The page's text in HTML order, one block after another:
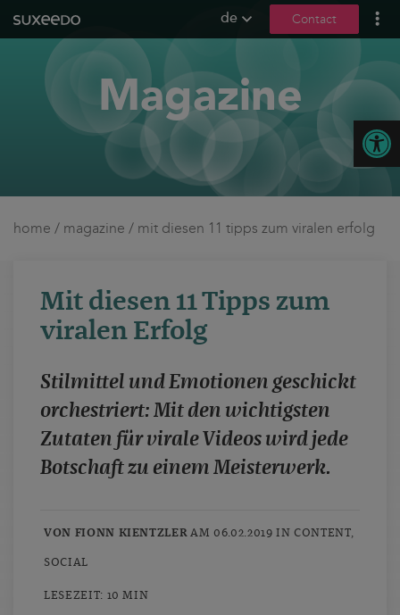
de Contact
what we do
leadgenerierung
content marketing
social media
b2b marketing
ux und conversions
about us
references
case studies
whitepaper
branchen
Magazine
home / magazine / mit diesen 11 tipps zum viralen erfolg
Mit diesen 11 Tipps zum
viralen Erfolg
Stilmittel und Emotionen geschickt
orchestriert: Mit den wichtigsten
Zutaten für virale Videos wird jede
Botschaft zu einem Meisterwerk.
VON FIONN KIENTZLER AM 06.02.2019 IN CONTENT,
SOCIAL
LESEZEIT: 10 MIN